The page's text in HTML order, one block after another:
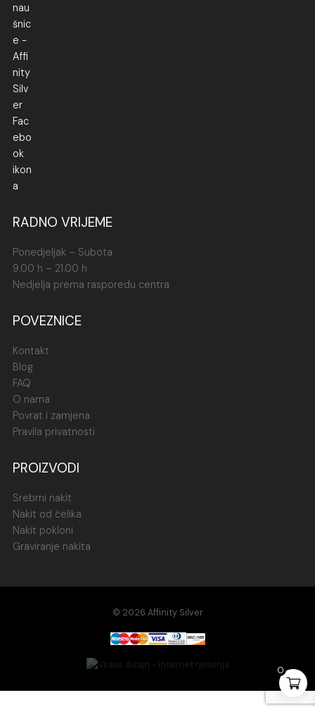
0
RADNO VRIJEME
Ponedjeljak – Subota
9.00 h – 21.00 h
Nedjelja prema rasporedu centra
POVEZNICE
Kontakt
Blog
FAQ
O nama
Povrat i zamjena
Pravila privatnosti
PROIZVODI
Srebrni nakit
Nakit od čelika
Nakit pokloni
Graviranje nakita
© 2026 Affinity Silver